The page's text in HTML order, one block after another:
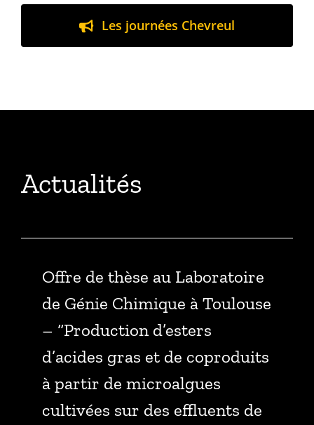
Publications Les journées Chevreul
Actualités
Offre de thèse au Laboratoire
de Génie Chimique à Toulouse
– “Production d’esters
d’acides gras et de coproduits
à partir de microalgues
cultivées sur des effluents de